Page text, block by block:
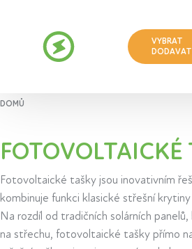
VYBRAT
DOMŮ
FOTOVOLTAICKÉ
Fotovoltaické tašky jsou inovativním
kombinuje funkci klasické střešní
Na rozdíl od tradičních solárních
na střechu, fotovoltaické tašky přímo